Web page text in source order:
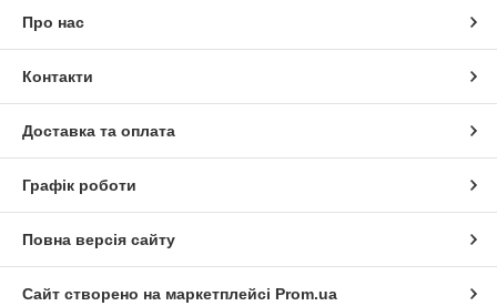
Про нас
Контакти
Доставка та оплата
Графік роботи
Повна версія сайту
Сайт створено на маркетплейсі Prom.ua